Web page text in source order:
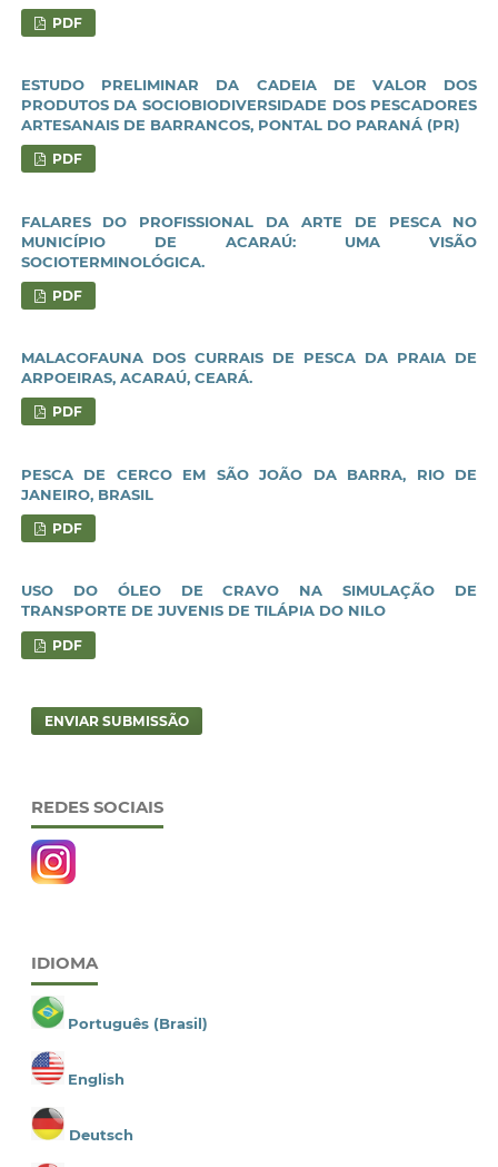
PDF
ESTUDO PRELIMINAR DA CADEIA DE VALOR DOS
PRODUTOS DA SOCIOBIODIVERSIDADE DOS PESCADORES
ARTESANAIS DE BARRANCOS, PONTAL DO PARANÁ (PR)
PDF
FALARES DO PROFISSIONAL DA ARTE DE PESCA NO
MUNICÍPIO DE ACARAÚ: UMA VISÃO
SOCIOTERMINOLÓGICA.
PDF
MALACOFAUNA DOS CURRAIS DE PESCA DA PRAIA DE
ARPOEIRAS, ACARAÚ, CEARÁ.
PDF
PESCA DE CERCO EM SÃO JOÃO DA BARRA, RIO DE
JANEIRO, BRASIL
PDF
USO DO ÓLEO DE CRAVO NA SIMULAÇÃO DE
TRANSPORTE DE JUVENIS DE TILÁPIA DO NILO
PDF
ENVIAR SUBMISSÃO
REDES SOCIAIS
IDIOMA
Português (Brasil)
English
Deutsch